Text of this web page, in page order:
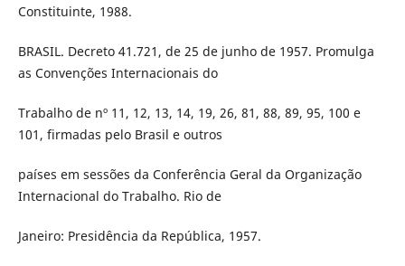
Constituinte, 1988.
BRASIL. Decreto 41.721, de 25 de junho de 1957. Promulga
as Convenções Internacionais do
Trabalho de nº 11, 12, 13, 14, 19, 26, 81, 88, 89, 95, 100 e
101, firmadas pelo Brasil e outros
países em sessões da Conferência Geral da Organização
Internacional do Trabalho. Rio de
Janeiro: Presidência da República, 1957.